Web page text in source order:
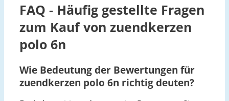
FAQ - Häufig gestellte Fragen
zum Kauf von zuendkerzen
polo 6n
Wie Bedeutung der Bewertungen für
zuendkerzen polo 6n richtig deuten?